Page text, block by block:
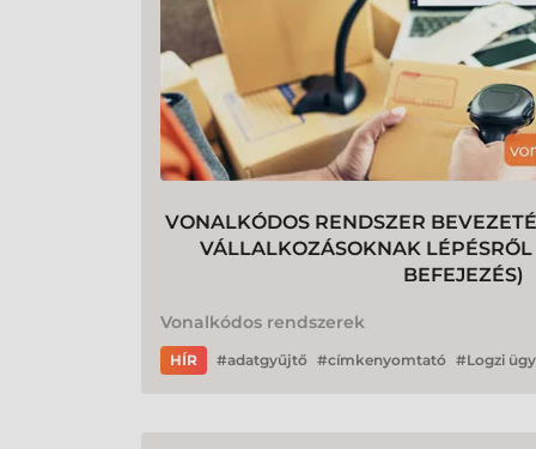
VONALKÓDOS RENDSZER
VÁLLALKOZÁSOKNAK LÉPÉSRŐL
BEFEJEZÉS)
Vonalkódos rendszerek
HÍR adatgyűjtő címkenyomtató Logzi